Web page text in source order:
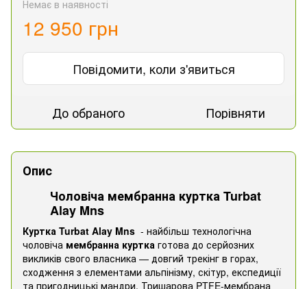
Немає в наявності
12 950 грн
Повідомити, коли з'явиться
До обраного Порівняти
Опис
Чоловіча мембранна куртка Turbat
Alay Mns
Куртка Turbat Alay Mns - найбільш технологічна
чоловіча мембранна куртка готова до серйозних
викликів свого власника — довгий трекінг в горах,
сходження з елементами альпінізму, скітур, експедиції
та пригодницькі мандри. Тришарова PTFE-мембрана